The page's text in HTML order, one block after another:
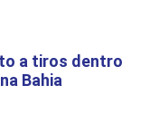
a tiros dentro
Bahia